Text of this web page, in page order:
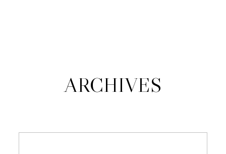
KONTAKT
ARCHIVES